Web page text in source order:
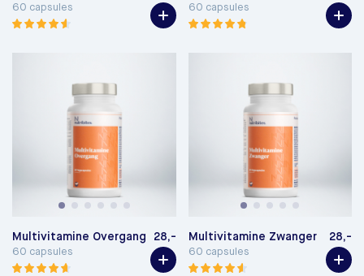
60 capsules 60 capsules
Multivitamine Overgang 28,-
60 capsules
Multivitamine Zwanger 28,-
60 capsules